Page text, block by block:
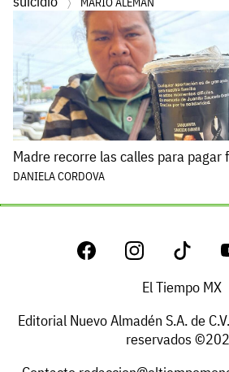
Madre recorre las calles para pagar
DANIELA CORDOVA
El Tiempo MX
Editorial Nuevo Almadén S.A. de
reservados